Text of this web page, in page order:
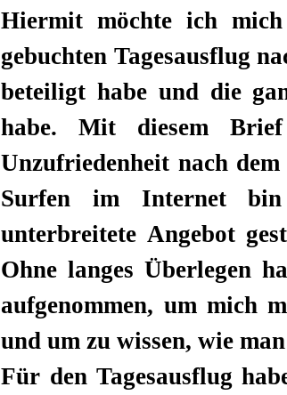
Hiermit möchte ich
gebuchten Tagesausflug
beteiligt habe und die
habe. Mit diesem
Unzufriedenheit nach
Surfen im Internet
unterbreitete Angebot
Ohne langes Überlegen
aufgenommen, um mich
und um zu wissen, wie
Für den Tagesausflug